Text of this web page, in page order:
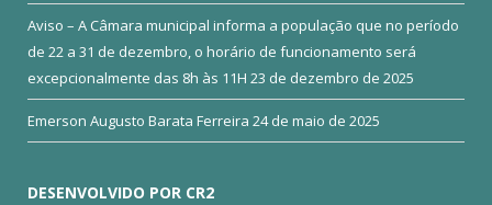
Aviso – A Câmara municipal informa a população que no período
de 22 a 31 de dezembro, o horário de funcionamento será
excepcionalmente das 8h às 11H 23 de dezembro de 2025
Emerson Augusto Barata Ferreira 24 de maio de 2025
DESENVOLVIDO POR CR2